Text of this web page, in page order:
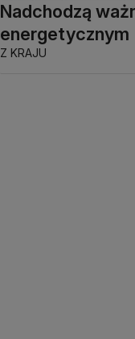
Nadchodzą
energetycznym
Z KRAJU